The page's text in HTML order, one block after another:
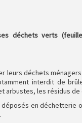
déchets verts
leurs déchets
interdit de
arbustes, les résidus
en déchetterie